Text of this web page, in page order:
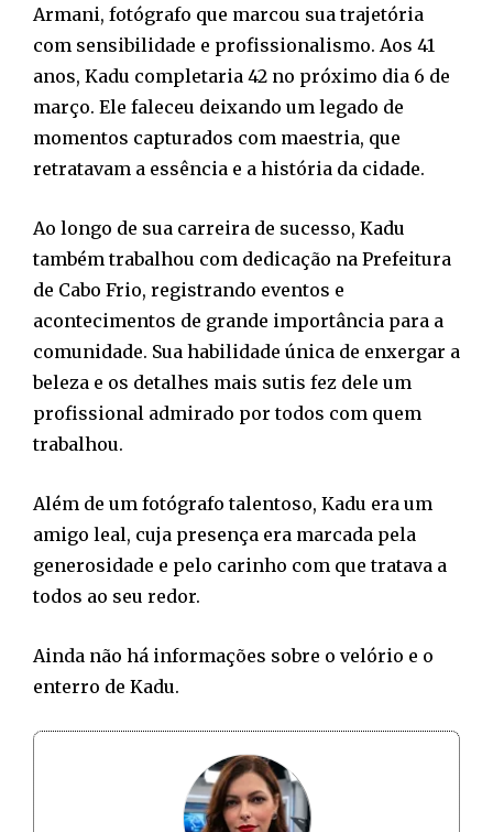
Armani, fotógrafo que marcou sua trajetória
com sensibilidade e profissionalismo. Aos 41
anos, Kadu completaria 42 no próximo dia 6 de
março. Ele faleceu deixando um legado de
momentos capturados com maestria, que
retratavam a essência e a história da cidade.
Ao longo de sua carreira de sucesso, Kadu
também trabalhou com dedicação na Prefeitura
de Cabo Frio, registrando eventos e
acontecimentos de grande importância para a
comunidade. Sua habilidade única de enxergar a
beleza e os detalhes mais sutis fez dele um
profissional admirado por todos com quem
trabalhou.
Além de um fotógrafo talentoso, Kadu era um
amigo leal, cuja presença era marcada pela
generosidade e pelo carinho com que tratava a
todos ao seu redor.
Ainda não há informações sobre o velório e o
enterro de Kadu.